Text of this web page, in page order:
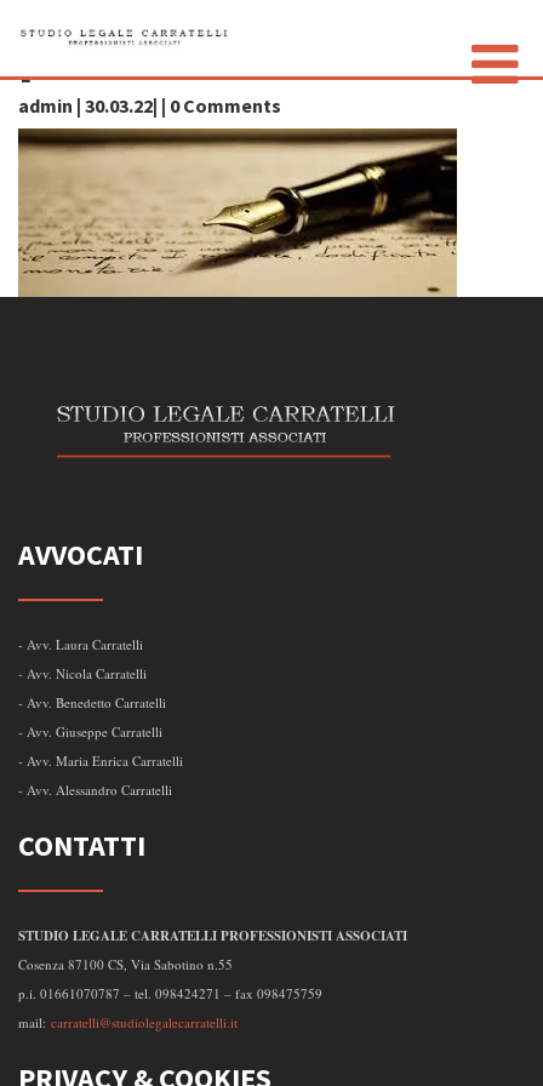
LO STUDIO
GLI AVVOCATI
CONTATTI
PRIVACY POLICY
penna2
admin | 30.03.22| | 0 Comments
AVVOCATI
- Avv. Laura Carratelli
- Avv. Nicola Carratelli
- Avv. Benedetto Carratelli
- Avv. Giuseppe Carratelli
- Avv. Maria Enrica Carratelli
- Avv. Alessandro Carratelli
CONTATTI
STUDIO LEGALE CARRATELLI PROFESSIONISTI ASSOCIATI
Cosenza 87100 CS, Via Sabotino n.55
p.i. 01661070787 – tel. 098424271 – fax 098475759
mail: carratelli@studiolegalecarratelli.it
PRIVACY & COOKIES